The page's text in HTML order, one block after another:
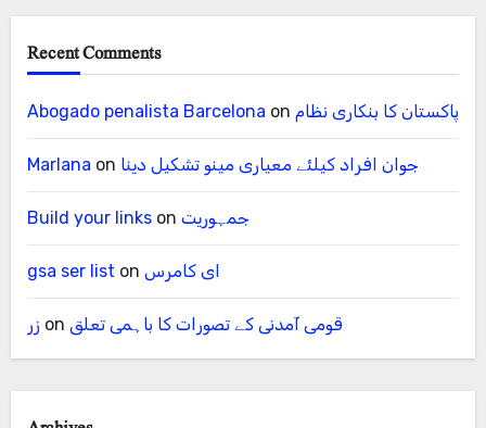
Recent Comments
Abogado penalista Barcelona on پاکستان کا بنکاری نظام
Marlana on جوان افراد کیلئے معیاری مینو تشکیل دینا
Build your linkson جمہوریت
gsa ser list on ای کامرس
زر on قومی آمدنی کے تصورات کا باہمی تعلق